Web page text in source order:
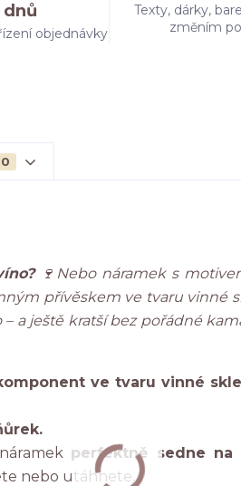
dnů
objednávky
Texty, dárky,
změním
0
🍷Nebo náramek s
přívěskem ve tvaru vinné
a ještě kratší bez pořádné
ve tvaru vinné
perfektně sedne na
nebo utáhnete.